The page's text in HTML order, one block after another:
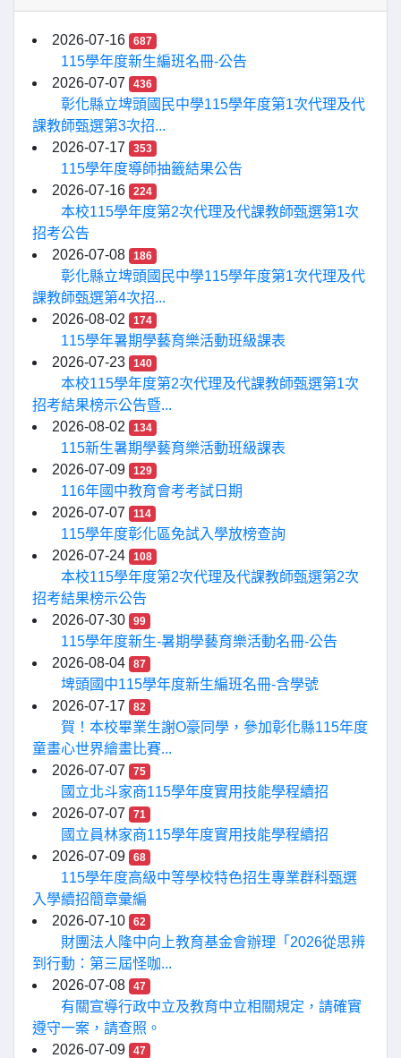
2026-07-16 687
115學年度新生編班名冊-公告
2026-07-07
436
彰化縣立埤頭國民中學115學年度第1次代理及代
課教師甄選第3次招...
2026-07-17
353
115學年度導師抽籤結果公告
2026-07-16
224
本校115學年度第2次代理及代課教師甄選第1次
招考公告
2026-07-08
186
彰化縣立埤頭國民中學115學年度第1次代理及代
課教師甄選第4次招...
2026-08-02
174
115學年暑期學藝育樂活動班級課表
2026-07-23
140
本校115學年度第2次代理及代課教師甄選第1次
招考結果榜示公告暨...
2026-08-02
134
115新生暑期學藝育樂活動班級課表
2026-07-09
129
116年國中教育會考考試日期
2026-07-07
114
115學年度彰化區免試入學放榜查詢
2026-07-24
108
本校115學年度第2次代理及代課教師甄選第2次
招考結果榜示公告
2026-07-30
99
115學年度新生-暑期學藝育樂活動名冊-公告
2026-08-04
87
埤頭國中115學年度新生編班名冊-含學號
2026-07-17
82
賀！本校畢業生謝O豪同學，參加彰化縣115年度
童畫心世界繪畫比賽...
2026-07-07
75
國立北斗家商115學年度實用技能學程續招
2026-07-07
71
國立員林家商115學年度實用技能學程續招
2026-07-09
68
115學年度高級中等學校特色招生專業群科甄選
入學續招簡章彙編
2026-07-10
62
財團法人隆中向上教育基金會辦理「2026從思辨
到行動：第三屆怪咖...
2026-07-08
47
有關宣導行政中立及教育中立相關規定，請確實
遵守一案，請查照。
2026-07-09
47